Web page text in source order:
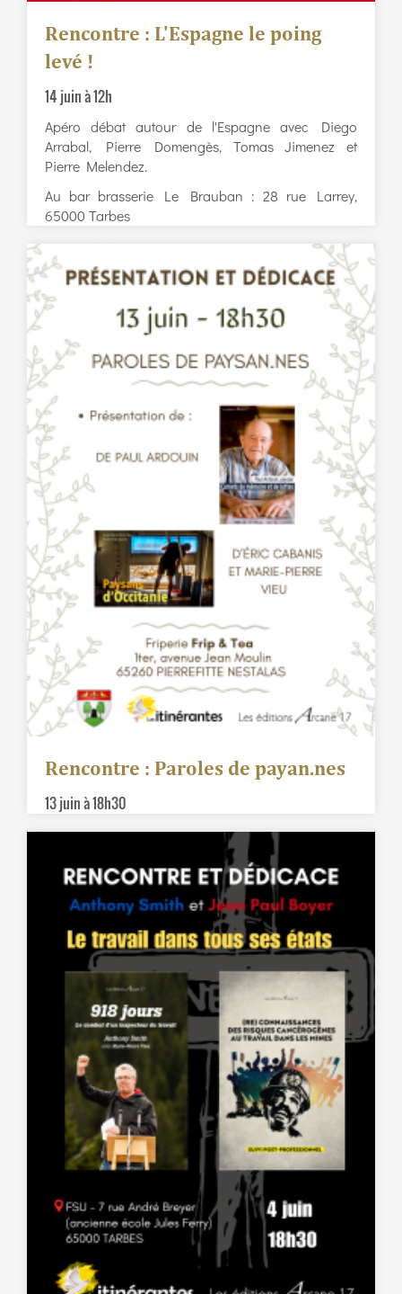
Rencontre : L'Espagne le poing
levé !
14 juin à 12h
Apéro débat autour de l'Espagne avec Diego
Arrabal, Pierre Domengès, Tomas Jimenez et
Pierre Melendez.
Au bar brasserie Le Brauban : 28 rue Larrey,
65000 Tarbes
Rencontre : Paroles de payan.nes
13 juin à 18h30